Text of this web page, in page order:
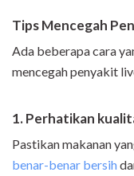
Tips Mencegah
Ada beberapa cara
mencegah penyakit
1. Perhatikan
Pastikan makanan
benar-benar bersih